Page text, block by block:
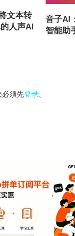
文本转
人声AI
音子AI
智能助
必须先登录。